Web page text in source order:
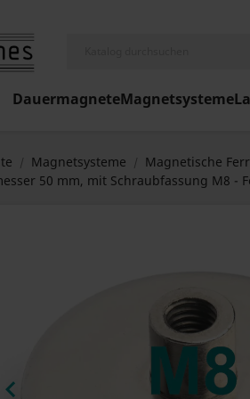
DauermagneteMagnetsysteme
Magnetsysteme
Magnetische
50 mm, mit Schraubfassung M8 -
